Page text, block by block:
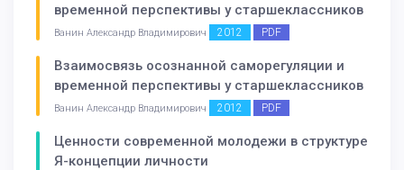
временной перспективы у старшеклассников
Ванин Александр Владимирович 2012 PDF
Взаимосвязь осознанной саморегуляции и
временной перспективы у старшеклассников
Ванин Александр Владимирович 2012 PDF
Ценности современной молодежи в структуре
Я-концепции личности